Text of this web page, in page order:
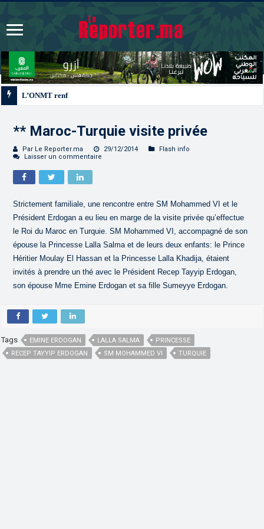
L’ONMT renforce l’attractivité des régions grâce à une con
** Maroc-Turquie visite privée
Par Le Reporter.ma 29/12/2014
Flash info
Laisser un commentaire
Strictement familiale, une rencontre entre SM Mohammed VI et le
Président Erdogan a eu lieu en marge de la visite privée qu’effectue
le Roi du Maroc en Turquie. SM Mohammed VI, accompagné de son
épouse la Princesse Lalla Salma et de leurs deux enfants: le Prince
Héritier Moulay El Hassan et la Princesse Lalla Khadija, étaient
invités à prendre un thé avec le Président Recep Tayyip Erdogan,
son épouse Mme Emine Erdogan et sa fille Sumeyye Erdogan.
Tags EMINE ERDOGAN LALLA SALMA
PRINCESSE
RECEP TAYYIP ERDOGAN
SM MOHAMMED VI TURQUIE